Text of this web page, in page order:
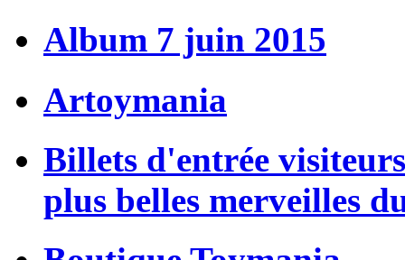
Album 7 juin 2015
Artoymania
Billets d'entrée
plus belles merveilles